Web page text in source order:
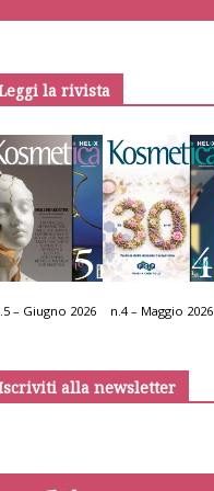
la rivista
– Giugno 2026 n.4 – Maggio 2026
alla newsletter